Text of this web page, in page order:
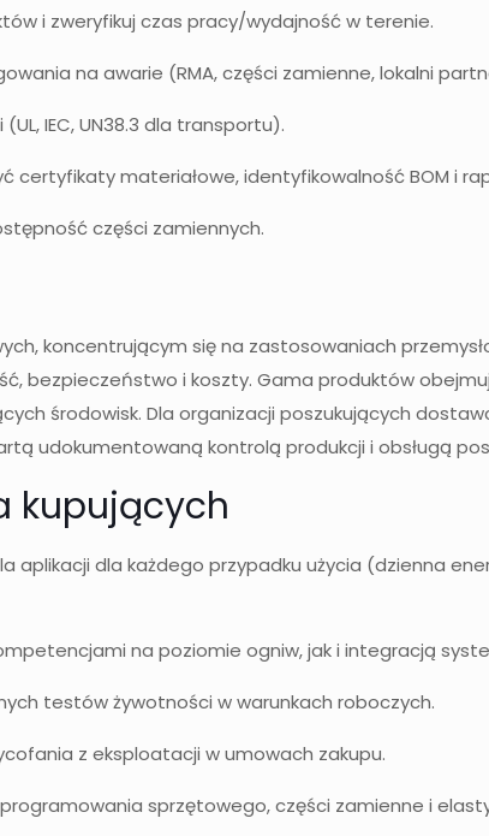
i zweryfikuj czas pracy/wydajność w terenie.
na awarie (RMA, części zamienne, lokalni
IEC, UN38.3 dla transportu).
certyfikaty materiałowe, identyfikowalność BOM i
części zamiennych.
koncentrującym się na zastosowaniach
bezpieczeństwo i koszty. Gama produktów
środowisk. Dla organizacji poszukujących
udokumentowaną kontrolą produkcji i obsługą
kupujących
aplikacji dla każdego przypadku użycia (dzienna
na poziomie ogniw, jak i integracją
testów żywotności w warunkach roboczych.
z eksploatacji w umowach zakupu.
sprzętowego, części zamienne i